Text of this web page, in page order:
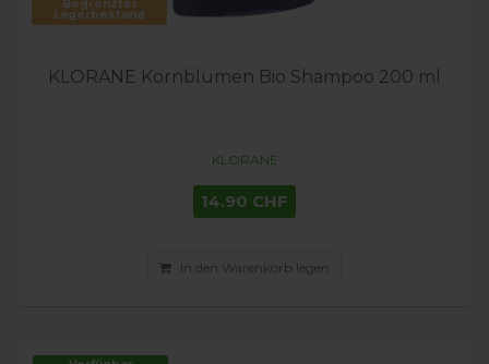
Begrenzter
Lagerbestand
KLORANE Kornblumen Bio Shampoo 200 ml
KLORANE
14.90 CHF
In den Warenkorb legen